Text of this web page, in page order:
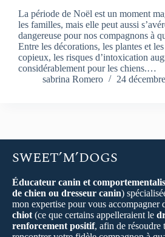
La période de Noël est un moment
les familles, mais elle peut aussi
dangereuse pour nos compagnons à
Entre les décorations, les plantes et
copieux, les risques d’intoxication
considérablement pour les chiens.…
sabrina Romero
24
SWEET’M’DOGS
Éducateur canin et
de chien ou dresseur canin)
mon expertise pour vous accompagner
chiot (ce que certains appelleraient le
renforcement positif, afin de résoudre